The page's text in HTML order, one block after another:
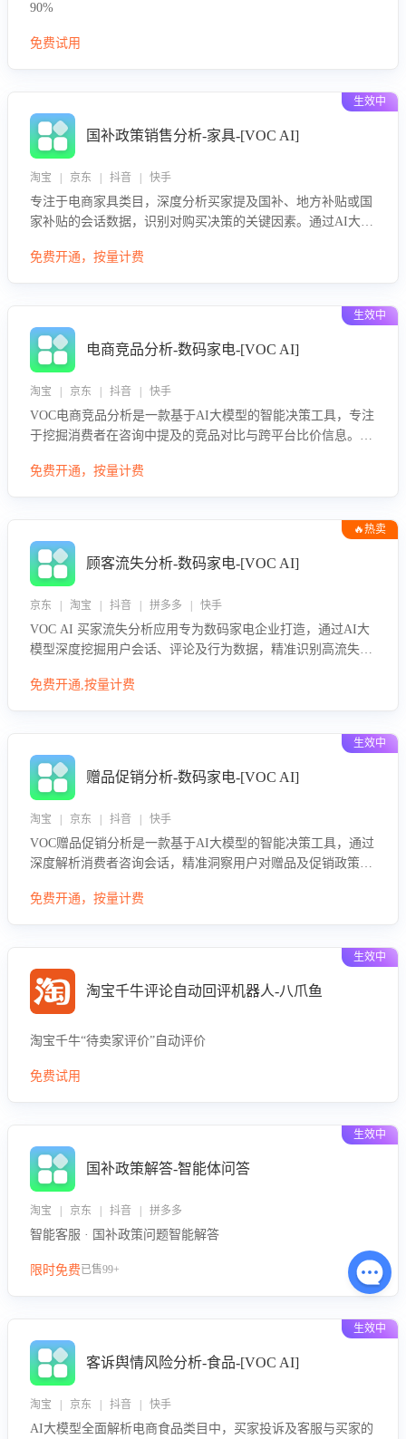
90%
免费试用
生效中
国补政策销售分析-家具-[VOC AI]
淘宝 | 京东 | 抖音 | 快手
专注于电商家具类目，深度分析买家提及国补、地方补贴或国
家补贴的会话数据，识别对购买决策的关键因素。通过AI大模
略，助力商家利用国补政策提升GMV。
免费开通，按量计费
生效中
电商竞品分析-数码家电-[VOC AI]
淘宝 | 京东 | 抖音 | 快手
VOC电商竞品分析是一款基于AI大模型的智能决策工具，专注
于挖掘消费者在咨询中提及的竞品对比与跨平台比价信息。该
息，进行多维度交叉对比，并分析消费者的比价行为。通过提
免费开通，按量计费
🔥热卖
顾客流失分析-数码家电-[VOC AI]
京东 | 淘宝 | 抖音 | 拼多多 | 快手
VOC AI 买家流失分析应用专为数码家电企业打造，通过AI大
模型深度挖掘用户会话、评论及行为数据，精准识别高流失风
迟、竞品价格冲击等。系统自动输出可落地的挽回策略，迅速
免费开通,按量计费
生效中
赠品促销分析-数码家电-[VOC AI]
淘宝 | 京东 | 抖音 | 快手
VOC赠品促销分析是一款基于AI大模型的智能决策工具，通过
深度解析消费者咨询会话，精准洞察用户对赠品及促销政策的
求，帮助企业制定个性化赠品组合策略，优化资源投放并淘汰
免费开通，按量计费
生效中
淘宝千牛评论自动回评机器人-八爪鱼
淘宝千牛“待卖家评价”自动评价
免费试用
生效中
国补政策解答-智能体问答
淘宝 | 京东 | 抖音 | 拼多多
智能客服 · 国补政策问题智能解答
限时免费已售99+
生效中
客诉舆情风险分析-食品-[VOC AI]
淘宝 | 京东 | 抖音 | 快手
AI大模型全面解析电商食品类目中，买家投诉及客服与买家的